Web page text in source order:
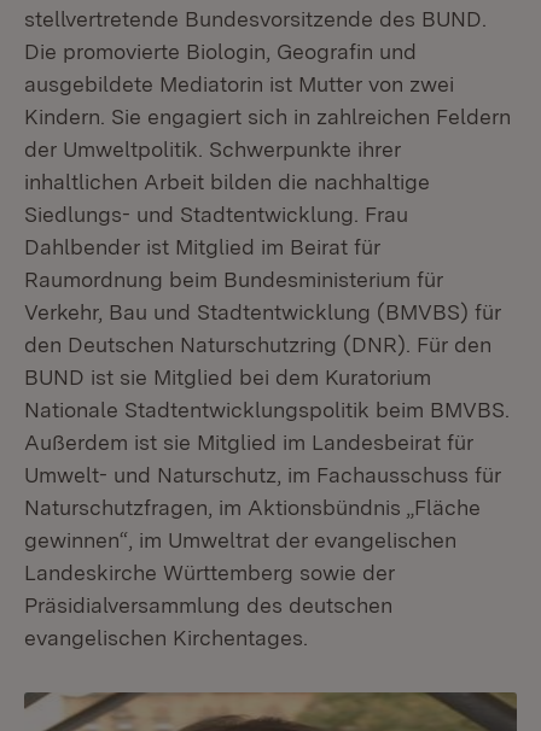
stellvertretende Bundesvorsitzende des BUND.
Die promovierte Biologin, Geografin und
ausgebildete Mediatorin ist Mutter von zwei
Kindern. Sie engagiert sich in zahlreichen Feldern
der Umweltpolitik. Schwerpunkte ihrer
inhaltlichen Arbeit bilden die nachhaltige
Siedlungs- und Stadtentwicklung. Frau
Dahlbender ist Mitglied im Beirat für
Raumordnung beim Bundesministerium für
Verkehr, Bau und Stadtentwicklung (BMVBS) für
den Deutschen Naturschutzring (DNR). Für den
BUND ist sie Mitglied bei dem Kuratorium
Nationale Stadtentwicklungspolitik beim BMVBS.
Außerdem ist sie Mitglied im Landesbeirat für
Umwelt- und Naturschutz, im Fachausschuss für
Naturschutzfragen, im Aktionsbündnis „Fläche
gewinnen“, im Umweltrat der evangelischen
Landeskirche Württemberg sowie der
Präsidialversammlung des deutschen
evangelischen Kirchentages.